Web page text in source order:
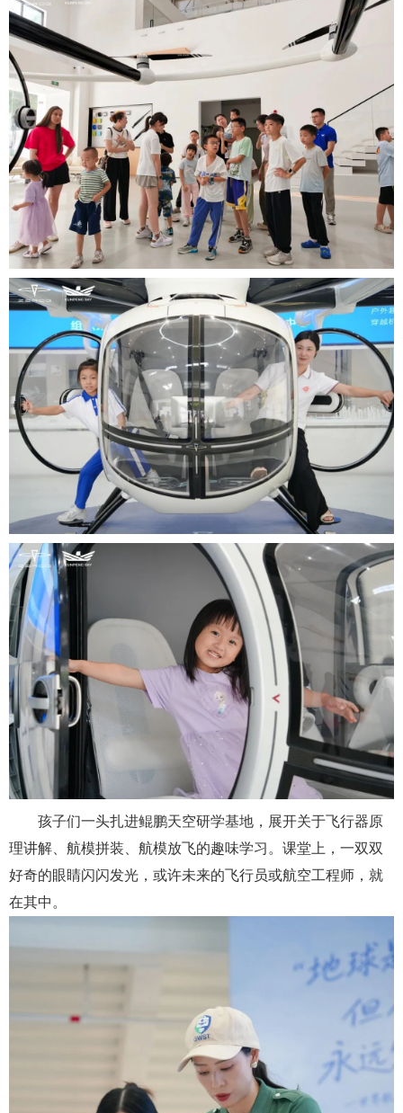
孩子们一头扎进鲲鹏天空研学基地，展开关于飞行器原
理讲解、航模拼装、航模放飞的趣味学习 。课堂上，一双双
好奇的眼睛闪闪发光 ， 或许未来的飞行员或航空工程师，就
在其中。